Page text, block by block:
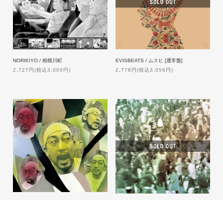
NORIKIYO / 相模川町
2,727円(税込3,000円)
EVISBEATS / ムスヒ [通常盤]
2,778円(税込3,056円)